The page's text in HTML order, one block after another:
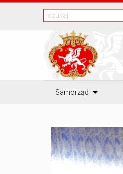
Samorząd